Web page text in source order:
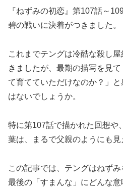
『ねずみの初恋』第107話～
碧の戦いに決着がつきました。
これまでテングは冷酷な殺し
きましたが、最期の描写を見
て育てていただけなのか？」
はないでしょうか。
特に第107話で描かれた回想や
葉は、まるで父親のようにも見
この記事では、テングはねず
最後の「すまんな」にどんな